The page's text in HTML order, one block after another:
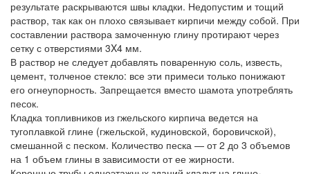
результате раскрываются швы кладки. Недопустим и тощий
раствор, так как он плохо связывает кирпичи между собой. При
составлении раствора замоченную глину протирают через
сетку с отверстиями 3X4 мм.
В раствор не следует добавлять поваренную соль, известь,
цемент, толченое стекло: все эти примеси только понижают
его огнеупорность. Запрещается вместо шамота употреблять
песок.
Кладка топливников из гжельского кирпича ведется на
тугоплавкой глине (гжельской, кудиновской, боровичской),
смешанной с песком. Количество песка — от 2 до 3 объемов
на 1 объем глины в зависимости от ее жирности.